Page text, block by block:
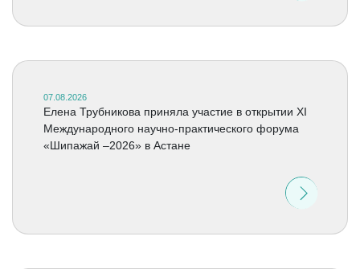
07.08.2026
Елена Трубникова приняла участие в открытии XI
Международного научно-практического форума
«Шипажай –2026» в Астане